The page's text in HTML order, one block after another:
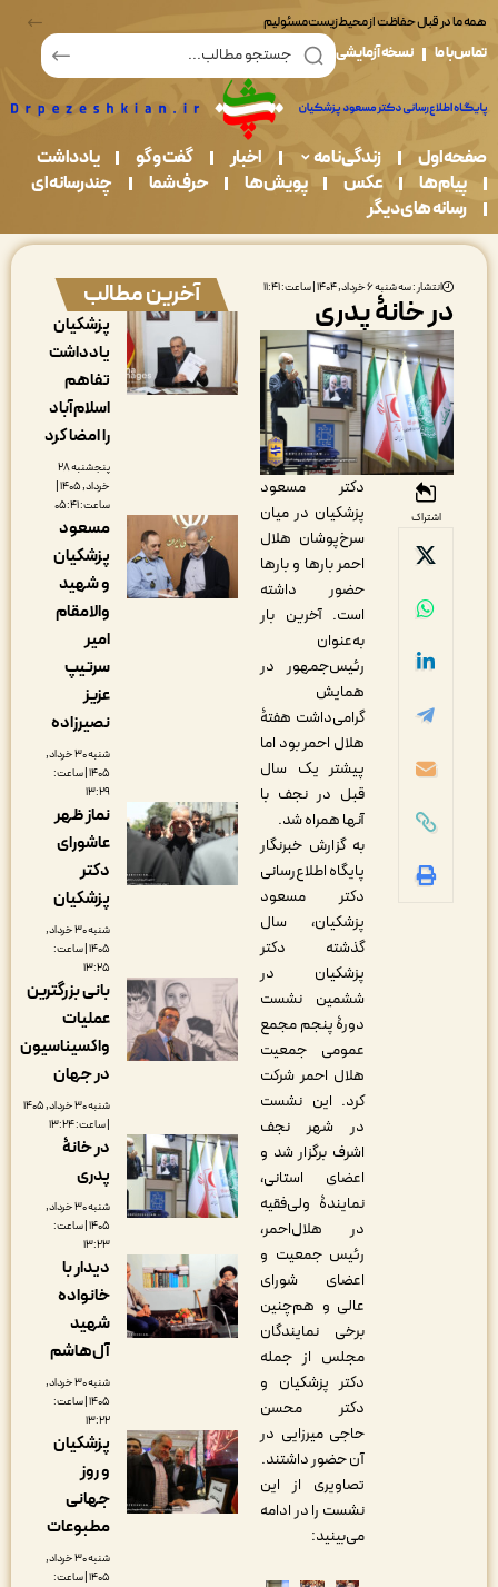
قبال حفاظت از محیط زیست مسئولیم
نسخه آزمایشی
زندگی نامه اخبار گفت و گو
یادداشت
ها
عکس پویش ها حرف شما
چندرسانه ای
های دیگر
انتشار : سه شنبه ۶ خرداد, ۱۴۰۴ | ساعت: ۱۱:۴۱
خانۀ پدری
دکتر مسعود
پزشکیان در میان
سرخ‌پوشان هلال
احمر بارها و بارها
حضور داشته
است. آخرین بار
رئیس‌جمهور در
گرامی‌داشت هفتۀ
هلال احمر بود اما
پیشتر یک سال
قبل در نجف با
آنها همراه شد.
به گزارش خبرنگار
پایگاه اطلاع‌رسانی
دکتر مسعود
پزشکیان، سال
گذشته دکتر
پزشکیان در
ششمین نشست
دورۀ پنجم مجمع
عمومی جمعیت
هلال احمر شرکت
کرد. این نشست
در شهر نجف
اشرف برگزار شد و
اعضای‌ استانی،
نمایندۀ ولی‌فقیه
در هلال‌احمر،
رئیس جمعیت و
اعضای شورای
‌عالی و هم‌چنین
برخی نمایندگان
مجلس از جمله
دکتر پزشکیان و
دکتر محسن
حاجی میرزایی در
آن حضور داشتند.
تصاویری از این
نشست را در ادامه
می‌بینید:
آخرین مطالب
پزشکیان
یادداشت
تفاهم
اسلام‌آباد
را امضا کرد
پنجشنبه ۲۸
خرداد, ۱۴۰۵ |
مسعود
پزشکیان
و شهید
والامقام
نصیرزاده
شنبه ۳۰ خرداد,
۱۴۰۵ | ساعت:
نماز ظهر
عاشورای
دکتر
پزشکیان
شنبه ۳۰ خرداد,
۱۴۰۵ | ساعت:
بانی بزرگترین
عملیات
واکسیناسیون
در جهان
شنبه ۳۰ خرداد, ۱۴۰۵
در خانۀ
پدری
شنبه ۳۰ خرداد,
۱۴۰۵ | ساعت:
دیدار با
خانواده
شهید
آل‌هاشم
شنبه ۳۰ خرداد,
۱۴۰۵ | ساعت:
پزشکیان
و روز
جهانی
مطبوعات
شنبه ۳۰ خرداد,
۱۴۰۵ | ساعت: